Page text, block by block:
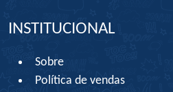
INSTITUCIONAL
Sobre
Política de vendas